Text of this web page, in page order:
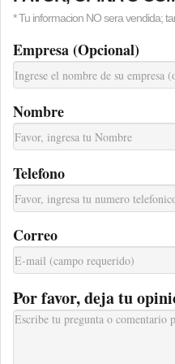
* Tu informacion NO sera vendida;
Empresa (Opcional)
Nombre
Telefono
Correo
Por favor, deja tu